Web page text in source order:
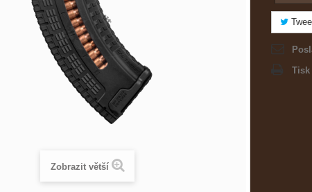
Zobrazit větší
Tisk